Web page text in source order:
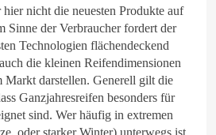
hier nicht die neuesten Produkte auf
Sinne der Verbraucher fordert der
Technologien flächendeckend
die kleinen Reifendimensionen
Markt darstellen. Generell gilt die
Ganzjahresreifen besonders für
sind. Wer häufig in extremen
oder starker Winter) unterwegs ist